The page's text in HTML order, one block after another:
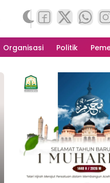
Organisasi Politik